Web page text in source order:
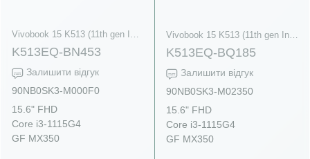
K513EQ-BN453
Залишити відгук
90NB0SK3-M000F0
15.6" FHD
Core i3-1115G4
GF MX350
K513EQ-BQ185
Залишити відгук
90NB0SK3-M02350
15.6" FHD
Core i3-1115G4
GF MX350